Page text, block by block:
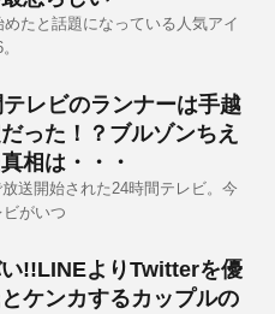
たと話題になっている人気アイ
レビのランナーは手越
った！？ブルゾンちえ
相は・・・
送開始された24時間テレビ。今
がいつ
!!LINEよりTwitterを優
ケンカするカップルの